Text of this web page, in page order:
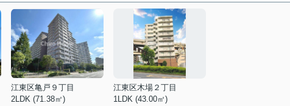
江東区亀戸９丁目
2LDK (71.38㎡)
江東区木場２丁目
1LDK (43.00㎡)